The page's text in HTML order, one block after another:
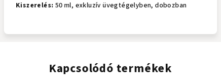
Kiszerelés: 50 ml, exkluzív üvegtégelyben, dobozban
Kapcsolódó termékek